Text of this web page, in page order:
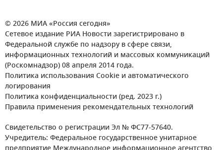
© 2026 МИА «Россия сегодня»
Сетевое издание РИА Новости зарегистрировано в
Федеральной службе по надзору в сфере связи,
информационных технологий и массовых коммуникаций
(Роскомнадзор) 08 апреля 2014 года.
Политика использования Cookie и автоматического
логирования
Политика конфиденциальности (ред. 2023 г.)
Правила применения рекомендательных технологий
Свидетельство о регистрации Эл № ФС77-57640.
Учредитель: Федеральное государственное унитарное